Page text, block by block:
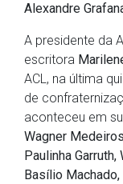
Alexandre
A presidente da
escritora
ACL, na última
de
aconteceu em
Wagner
Paulinha
Basílio